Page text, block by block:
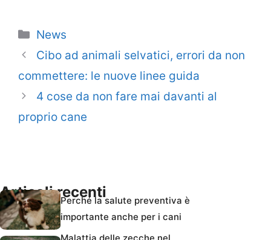
Categorie
News
Cibo ad animali selvatici, errori da non
commettere: le nuove linee guida
4 cose da non fare mai davanti al
proprio cane
Articoli recentiPerché la salute preventiva è
importante anche per i cani